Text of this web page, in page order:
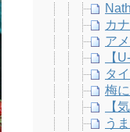
カ
ア
【
タ
梅
【
う